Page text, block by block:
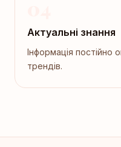
Актуальні знання
Інформація постійно
трендів.